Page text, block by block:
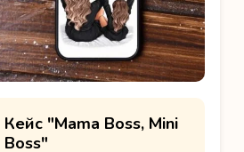
Кейс "Mama Boss, Mini
Boss"